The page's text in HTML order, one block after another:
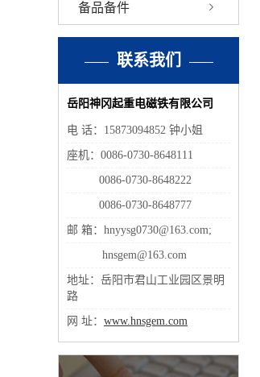
备品备件
联系我们
岳阳神冈起重电磁铁有限公司
电 话：15873094852 钟小姐
座机：0086-0730-8648111
0086-0730-8648222
0086-0730-8648777
邮 箱：hnyysg0730@163.com;
hnsgem@163.com
地址：岳阳市君山工业园区景明
路
网 址： www.hnsgem.com